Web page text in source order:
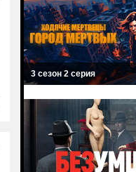
3 сезон 2 серия